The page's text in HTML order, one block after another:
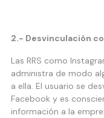
2.- Desvinculación
Las RRS como
administra de modo
a ella. El usuario se
Facebook y es
información a la